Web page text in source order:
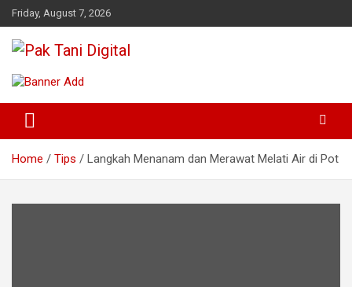
Skip
to
content
Friday, August 7, 2026
Pak Tani Digital
Home Tips Langkah Menanam dan Merawat Melati Air di Pot